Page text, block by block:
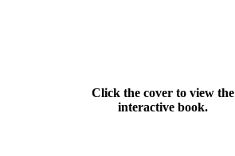
Click the cover to view the
interactive book.